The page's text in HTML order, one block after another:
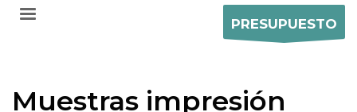
PRESUPUESTO
Muestras impresión